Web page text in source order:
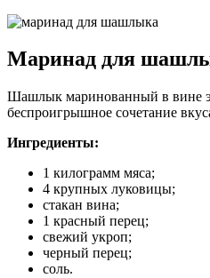
Маринад для
Шашлык маринованный в вине
беспроигрышное сочетание
Ингредиенты:
1 килограмм мяса;
4 крупных луковицы;
стакан вина;
1 красный перец;
свежий укроп;
черный перец;
соль.